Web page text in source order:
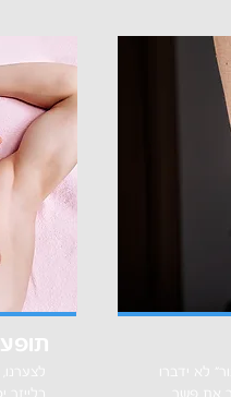
לא ידברו